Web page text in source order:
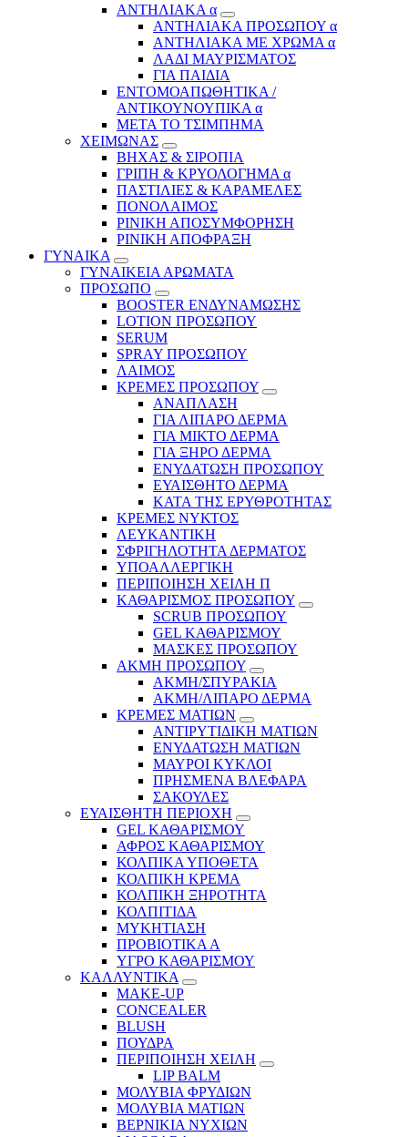
ΑΝΤΗΛΙΑΚΑ α
ΑΝΤΗΛΙΑΚΑ ΠΡΟΣΩΠΟΥ α
ΑΝΤΗΛΙΑΚΑ ΜΕ ΧΡΩΜΑ α
ΛΑΔΙ ΜΑΥΡΙΣΜΑΤΟΣ
ΓΙΑ ΠΑΙΔΙΑ
ΕΝΤΟΜΟΑΠΩΘΗΤΙΚΑ /
ΑΝΤΙΚΟΥΝΟΥΠΙΚΑ α
ΜΕΤΑ ΤΟ ΤΣΙΜΠΗΜΑ
ΧΕΙΜΩΝΑΣ
ΒΗΧΑΣ & ΣΙΡΟΠΙΑ
ΓΡΙΠΗ & ΚΡΥΟΛΟΓΗΜΑ α
ΠΑΣΤΙΛΙΕΣ & ΚΑΡΑΜΕΛΕΣ
ΠΟΝΟΛΑΙΜΟΣ
ΡΙΝΙΚΗ ΑΠΟΣΥΜΦΟΡΗΣΗ
ΡΙΝΙΚΗ ΑΠΟΦΡΑΞΗ
ΓΥΝΑΙΚΑ
ΓΥΝΑΙΚΕΙΑ ΑΡΩΜΑΤΑ
ΠΡΟΣΩΠΟ
BOOSTER ΕΝΔΥΝΑΜΩΣΗΣ
LOTION ΠΡΟΣΩΠΟΥ
SERUM
SPRAY ΠΡΟΣΩΠΟΥ
ΛΑΙΜΟΣ
ΚΡΕΜΕΣ ΠΡΟΣΩΠΟΥ
ΑΝΑΠΛΑΣΗ
ΓΙΑ ΛΙΠΑΡΟ ΔΕΡΜΑ
ΓΙΑ ΜΙΚΤΟ ΔΕΡΜΑ
ΓΙΑ ΞΗΡΟ ΔΕΡΜΑ
ΕΝΥΔΑΤΩΣΗ ΠΡΟΣΩΠΟΥ
ΕΥΑΙΣΘΗΤΟ ΔΕΡΜΑ
ΚΑΤΑ ΤΗΣ ΕΡΥΘΡΟΤΗΤΑΣ
ΚΡΕΜΕΣ ΝΥΚΤΟΣ
ΛΕΥΚΑΝΤΙΚΗ
ΣΦΡΙΓΗΛΟΤΗΤΑ ΔΕΡΜΑΤΟΣ
ΥΠΟΑΛΛΕΡΓΙΚΗ
ΠΕΡΙΠΟΙΗΣΗ ΧΕΙΛΗ Π
ΚΑΘΑΡΙΣΜΟΣ ΠΡΟΣΩΠΟΥ
SCRUB ΠΡΟΣΩΠΟΥ
GEL ΚΑΘΑΡΙΣΜΟΥ
ΜΑΣΚΕΣ ΠΡΟΣΩΠΟΥ
ΑΚΜΗ ΠΡΟΣΩΠΟΥ
ΑΚΜΗ/ΣΠΥΡΑΚΙΑ
ΑΚΜΗ/ΛΙΠΑΡΟ ΔΕΡΜΑ
ΚΡΕΜΕΣ ΜΑΤΙΩΝ
ΑΝΤΙΡΥΤΙΔΙΚΗ ΜΑΤΙΩΝ
ΕΝΥΔΑΤΩΣΗ ΜΑΤΙΩΝ
ΜΑΥΡΟΙ ΚΥΚΛΟΙ
ΠΡΗΣΜΕΝΑ ΒΛΕΦΑΡΑ
ΣΑΚΟΥΛΕΣ
ΕΥΑΙΣΘΗΤΗ ΠΕΡΙΟΧΗ
GEL ΚΑΘΑΡΙΣΜΟΥ
ΑΦΡΟΣ ΚΑΘΑΡΙΣΜΟΥ
ΚΟΛΠΙΚΑ ΥΠΟΘΕΤΑ
ΚΟΛΠΙΚΗ ΚΡΕΜΑ
ΚΟΛΠΙΚΗ ΞΗΡΟΤΗΤΑ
ΚΟΛΠΙΤΙΔΑ
ΜΥΚΗΤΙΑΣΗ
ΠΡΟΒΙΟΤΙΚΑ Α
ΥΓΡΟ ΚΑΘΑΡΙΣΜΟΥ
ΚΑΛΛΥΝΤΙΚΑ
MAKE-UP
CONCEALER
BLUSH
ΠΟΥΔΡΑ
ΠΕΡΙΠΟΙΗΣΗ ΧΕΙΛΗ
LIP BALM
ΜΟΛΥΒΙΑ ΦΡΥΔΙΩΝ
ΜΟΛΥΒΙΑ ΜΑΤΙΩΝ
ΒΕΡΝΙΚΙΑ ΝΥΧΙΩΝ